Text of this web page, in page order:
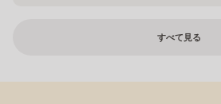
すべて見る